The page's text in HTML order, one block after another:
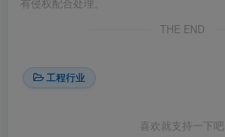
有侵权配合处理。
THE END
工程行业
喜欢就支持一下吧